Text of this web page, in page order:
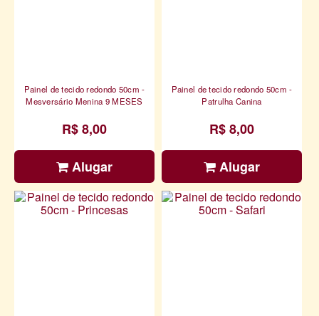
Painel de tecido redondo 50cm -
Mesversário Menina 9 MESES
R$ 8,00
Alugar
Painel de tecido redondo 50cm -
Patrulha Canina
R$ 8,00
Alugar